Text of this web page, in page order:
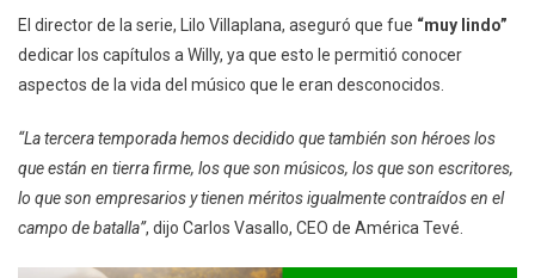
El director de la serie, Lilo Villaplana, aseguró que fue “muy lindo”
dedicar los capítulos a Willy, ya que esto le permitió conocer
aspectos de la vida del músico que le eran desconocidos.
“La tercera temporada hemos decidido que también son héroes los
que están en tierra firme, los que son músicos, los que son escritores,
lo que son empresarios y tienen méritos igualmente contraídos en el
campo de batalla”, dijo Carlos Vasallo, CEO de América Tevé.